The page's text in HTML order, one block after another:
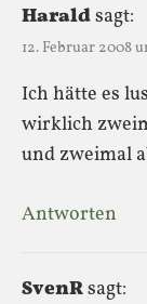
Haraldsagt:
12. Februar 2008
Ich hätte es
wirklich
und zweimal
Antworten
SvenRsagt: